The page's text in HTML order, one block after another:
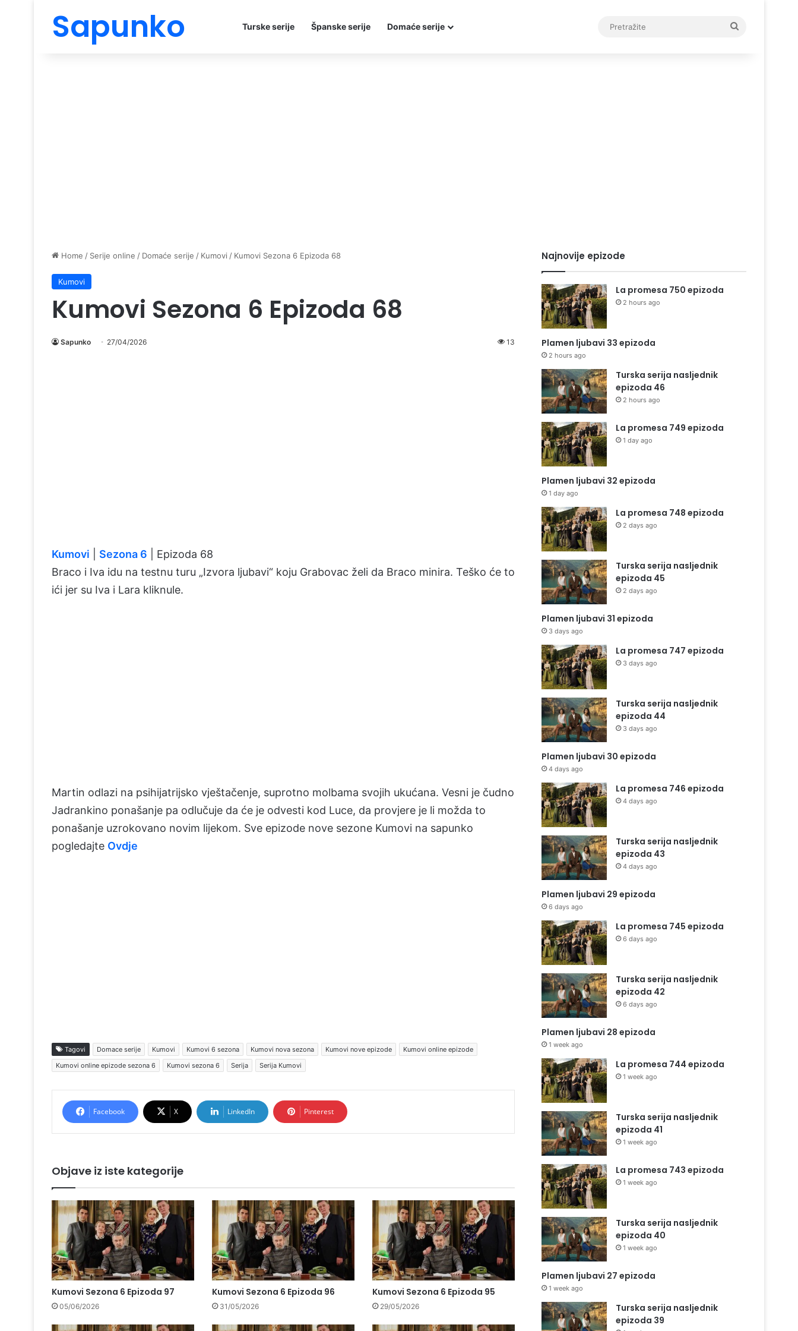
Sapunko Turske serije Španske serije Domaće serije
Home / Serije online / Domaće serije / Kumovi / Kumovi Sezona 6 Epizoda 68
Kumovi
Kumovi Sezona 6 Epizoda 68
Sapunko 27/04/2026 13
Kumovi Sezona 6 | Epizoda 68
Braco i Iva idu na testnu turu „Izvora ljubavi“ koju Grabovac želi da Braco minira. Teško će to
ići jer su Iva i Lara kliknule.
Martin odlazi na psihijatrijsko vještačenje, suprotno molbama svojih ukućana. Vesni je čudno
Jadrankino ponašanje pa odlučuje da će je odvesti kod Luce, da provjere je li možda to
ponašanje uzrokovano novim lijekom. Sve epizode nove sezone Kumovi na sapunko
pogledajte Ovdje
Tagovi Domace serije Kumovi Kumovi 6 sezona Kumovi nova sezona Kumovi nove epizode
Kumovi online epizode
Kumovi online epizode sezona 6
Kumovi sezona 6 Serija Serija Kumovi
Facebook X LinkedIn Pinterest
Objave iz iste kategorije
Kumovi Sezona 6 Epizoda 97
05/06/2026
Kumovi Sezona 6 Epizoda 96
31/05/2026
Kumovi Sezona 6 Epizoda 95
29/05/2026
Najnovije epizode
La promesa 750 epizoda
2 hours ago
Plamen ljubavi 33 epizoda
2 hours ago
Turska serija nasljednik
epizoda 46
2 hours ago
La promesa 749 epizoda
1 day ago
Plamen ljubavi 32 epizoda
1 day ago
La promesa 748 epizoda
2 days ago
Turska serija nasljednik
epizoda 45
2 days ago
Plamen ljubavi 31 epizoda
3 days ago
La promesa 747 epizoda
3 days ago
Turska serija nasljednik
epizoda 44
3 days ago
Plamen ljubavi 30 epizoda
4 days ago
La promesa 746 epizoda
4 days ago
Turska serija nasljednik
epizoda 43
4 days ago
Plamen ljubavi 29 epizoda
6 days ago
La promesa 745 epizoda
6 days ago
Turska serija nasljednik
epizoda 42
6 days ago
Plamen ljubavi 28 epizoda
1 week ago
La promesa 744 epizoda
1 week ago
Turska serija nasljednik
epizoda 41
1 week ago
La promesa 743 epizoda
1 week ago
Turska serija nasljednik
epizoda 40
1 week ago
Plamen ljubavi 27 epizoda
1 week ago
Turska serija nasljednik
epizoda 39